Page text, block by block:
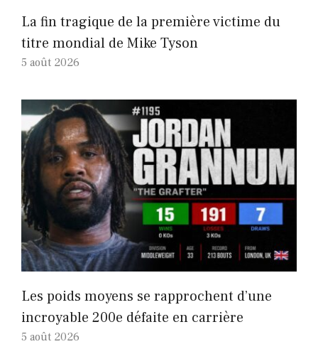
La fin tragique de la première victime du
titre mondial de Mike Tyson
5 août 2026
Les poids moyens se rapprochent d’une
incroyable 200e défaite en carrière
5 août 2026